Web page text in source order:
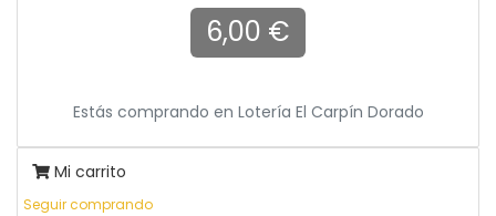
6,00 €
Estás comprando en Lotería El Carpín Dorado
Mi carrito
Seguir comprando